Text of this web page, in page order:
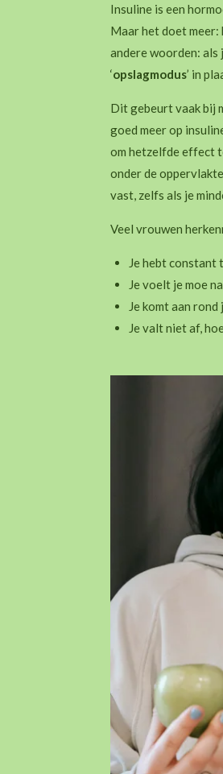
Insuline is een
Maar het doet
andere woorden: als
‘opslagmodus’ in
Dit gebeurt vaak bij
goed meer op
om hetzelfde effect
onder de
vast, zelfs als je
Veel vrouwen
Je hebt
Je voelt je moe
Je komt aan rond
Je valt niet af,